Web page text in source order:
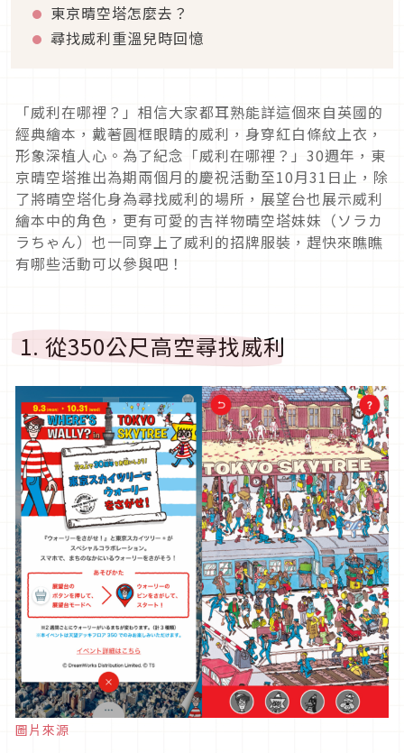
東京晴空塔怎麼去？
尋找威利重溫兒時回憶
「威利在哪裡？」相信大家都耳熟能詳這個來自英國的
經典繪本，戴著圓框眼睛的威利，身穿紅白條紋上衣，
形象深植人心。為了紀念「威利在哪裡？」30週年，東
京晴空塔推出為期兩個月的慶祝活動至10月31日止，除
了將晴空塔化身為尋找威利的場所，展望台也展示威利
繪本中的角色，更有可愛的吉祥物晴空塔妹妹（ソラカ
ラちゃん）也一同穿上了威利的招牌服裝，趕快來瞧瞧
有哪些活動可以參與吧！
1. 從350公尺高空尋找威利
圖片來源